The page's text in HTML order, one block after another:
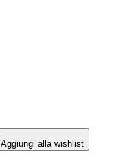
Aggiungi alla wishlist